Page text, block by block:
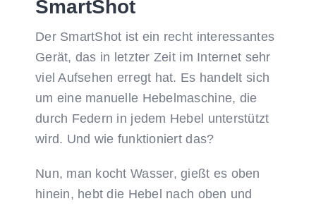
SmartShot
Der SmartShot ist ein recht interessantes
Gerät, das in letzter Zeit im Internet sehr
viel Aufsehen erregt hat. Es handelt sich
um eine manuelle Hebelmaschine, die
durch Federn in jedem Hebel unterstützt
wird. Und wie funktioniert das?
Nun, man kocht Wasser, gießt es oben
hinein, hebt die Hebel nach oben und